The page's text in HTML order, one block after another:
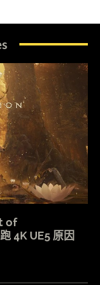
of
4K UE5 原因